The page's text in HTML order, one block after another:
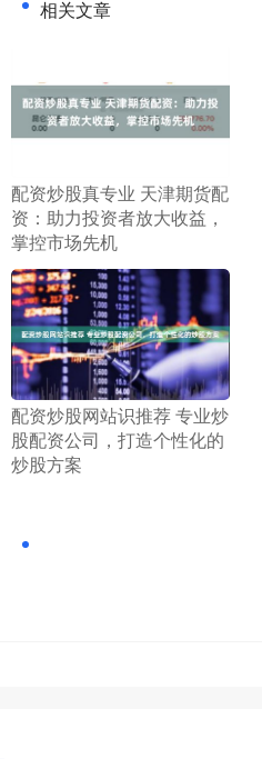
相关文章
​配资炒股真专业 天津期货配
资：助力投资者放大收益，
掌控市场先机
​配资炒股网站识推荐 专业炒
股配资公司，打造个性化的
炒股方案